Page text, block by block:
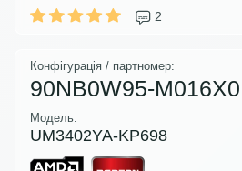
2
Конфігурація / партномер:
90NB0W95-M016X0
Модель:
UM3402YA-KP698